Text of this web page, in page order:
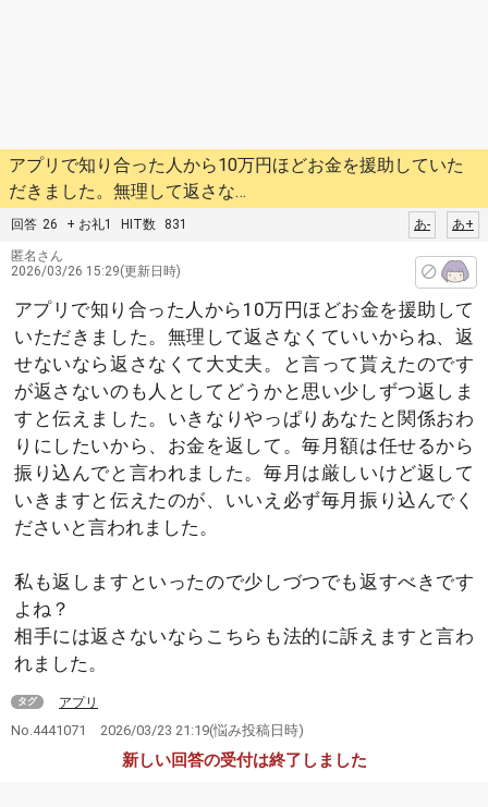
アプリで知り合った人から10万円ほどお金を援助していた
だきました。無理して返さな…
回答 26 + お礼1 HIT数 831 あ+
あ-
匿名さん
2026/03/26 15:29(更新日時)
アプリで知り合った人から10万円ほどお金を援助して
いただきました。無理して返さなくていいからね、返
せないなら返さなくて大丈夫。と言って貰えたのです
が返さないのも人としてどうかと思い少しずつ返しま
すと伝えました。いきなりやっぱりあなたと関係おわ
りにしたいから、お金を返して。毎月額は任せるから
振り込んでと言われました。毎月は厳しいけど返して
いきますと伝えたのが、いいえ必ず毎月振り込んでく
ださいと言われました。
私も返しますといったので少しづつでも返すべきです
よね？
相手には返さないならこちらも法的に訴えますと言わ
れました。
タグ アプリ
No.4441071 2026/03/23 21:19(悩み投稿日時)
新しい回答の受付は終了しました